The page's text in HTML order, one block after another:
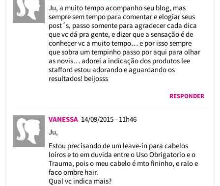
Ju, a muito tempo acompanho seu blog, mas
sempre sem tempo para comentar e elogiar seus
post´s, passo somente para agradecer cada dica
que vc dá pra gente, e dizer que a sensação é de
conhecer vc a muito tempo… e por isso sempre
que sobra um tempinho passo por aqui para olhar
as novis… adorei a indicação dos produtos lee
stafford estou adorando e aguardando os
resultados! beijosss
RESPONDER
VANESSA 14/09/2015 - 11h46
Ju,
Estou precisando de um leave-in para cabelos
loiros e to em duvida entre o Uso Obrigatorio e o
Trauma, pois o meu cabelo é mto fininho, e ralo e
faco ombre hair.
Qual vc indica mais?